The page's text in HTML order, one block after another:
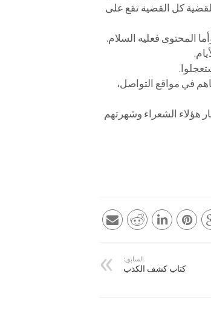
كل القضية تقع على
المحتوى فعليه السلام.
في مواقع التواصل،
هؤلاء الشعراء وشهرتهم
السابق:
كتاب كشف الكذب